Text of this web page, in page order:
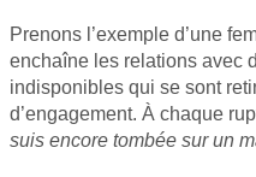
Prenons l’exemple d’une
enchaîne les relations avec
indisponibles qui se sont
d’engagement. À chaque
suis encore tombée sur un